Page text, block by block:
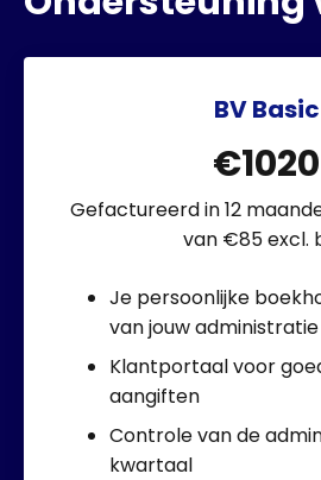
BV Basic
€1020
Gefactureerd in 12
van €85 excl.
Je persoonlijke
van jouw
Klantportaal voor
aangiften
Controle van de
kwartaal